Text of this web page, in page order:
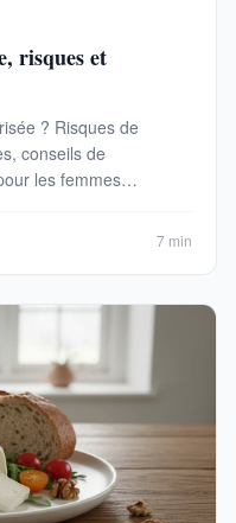
risques et
? Risques de
conseils de
les femmes
7 min